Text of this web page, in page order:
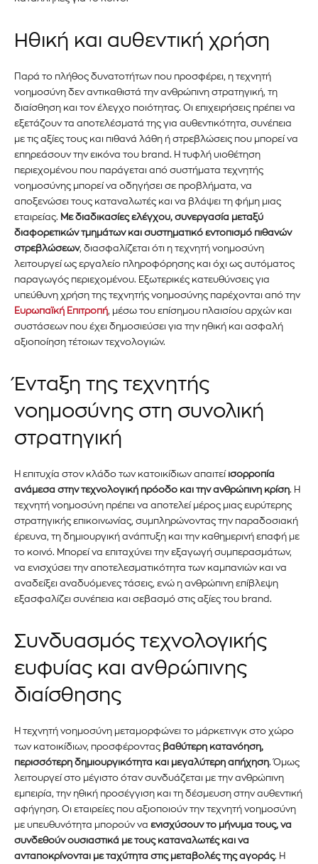
Ηθική και αυθεντική χρήση
Παρά το πλήθος δυνατοτήτων που προσφέρει, η τεχνητή
νοημοσύνη δεν αντικαθιστά την ανθρώπινη στρατηγική, τη
διαίσθηση και τον έλεγχο ποιότητας. Οι επιχειρήσεις πρέπει να
εξετάζουν τα αποτελέσματά της για αυθεντικότητα, συνέπεια
με τις αξίες τους και πιθανά λάθη ή στρεβλώσεις που μπορεί να
επηρεάσουν την εικόνα του brand. Η τυφλή υιοθέτηση
περιεχομένου που παράγεται από συστήματα τεχνητής
νοημοσύνης μπορεί να οδηγήσει σε προβλήματα, να
αποξενώσει τους καταναλωτές και να βλάψει τη φήμη μιας
εταιρείας. Με διαδικασίες ελέγχου, συνεργασία μεταξύ
διαφορετικών τμημάτων και συστηματικό εντοπισμό πιθανών
στρεβλώσεων, διασφαλίζεται ότι η τεχνητή νοημοσύνη
λειτουργεί ως εργαλείο πληροφόρησης και όχι ως αυτόματος
παραγωγός περιεχομένου. Εξωτερικές κατευθύνσεις για
υπεύθυνη χρήση της τεχνητής νοημοσύνης παρέχονται από την
Ευρωπαϊκή Επιτροπή, μέσω του επίσημου πλαισίου αρχών και
συστάσεων που έχει δημοσιεύσει για την ηθική και ασφαλή
αξιοποίηση τέτοιων τεχνολογιών.
Ένταξη της τεχνητής
νοημοσύνης στη συνολική
στρατηγική
Η επιτυχία στον κλάδο των κατοικίδιων απαιτεί ισορροπία
ανάμεσα στην τεχνολογική πρόοδο και την ανθρώπινη κρίση. Η
τεχνητή νοημοσύνη πρέπει να αποτελεί μέρος μιας ευρύτερης
στρατηγικής επικοινωνίας, συμπληρώνοντας την παραδοσιακή
έρευνα, τη δημιουργική ανάπτυξη και την καθημερινή επαφή με
το κοινό. Μπορεί να επιταχύνει την εξαγωγή συμπερασμάτων,
να ενισχύσει την αποτελεσματικότητα των καμπανιών και να
αναδείξει αναδυόμενες τάσεις, ενώ η ανθρώπινη επίβλεψη
εξασφαλίζει συνέπεια και σεβασμό στις αξίες του brand.
Συνδυασμός τεχνολογικής
ευφυίας και ανθρώπινης
διαίσθησης
Η τεχνητή νοημοσύνη μεταμορφώνει το μάρκετινγκ στο χώρο
των κατοικίδιων, προσφέροντας βαθύτερη κατανόηση,
περισσότερη δημιουργικότητα και μεγαλύτερη απήχηση. Όμως
λειτουργεί στο μέγιστο όταν συνδυάζεται με την ανθρώπινη
εμπειρία, την ηθική προσέγγιση και τη δέσμευση στην αυθεντική
αφήγηση. Οι εταιρείες που αξιοποιούν την τεχνητή νοημοσύνη
με υπευθυνότητα μπορούν να ενισχύσουν το μήνυμα τους, να
συνδεθούν ουσιαστικά με τους καταναλωτές και να
ανταποκρίνονται με ταχύτητα στις μεταβολές της αγοράς. Η